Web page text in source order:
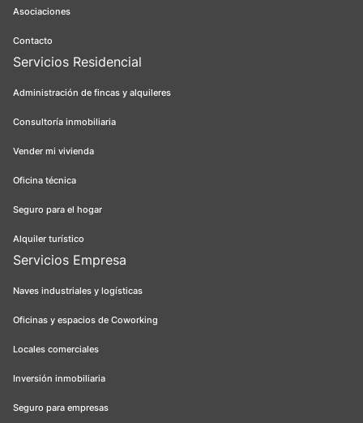
Asociaciones
Contacto
Servicios Residencial
Administración de fincas y alquileres
Consultoría inmobiliaria
Vender mi vivienda
Oficina técnica
Seguro para el hogar
Alquiler turístico
Servicios Empresa
Naves industriales y logísticas
Oficinas y espacios de Coworking
Locales comerciales
Inversión inmobiliaria
Seguro para empresas